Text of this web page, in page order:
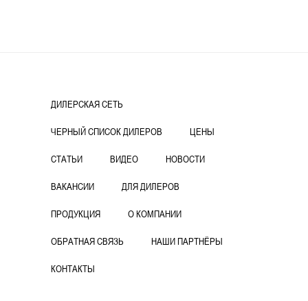
ДИЛЕРСКАЯ СЕТЬ
ЧЕРНЫЙ СПИСОК ДИЛЕРОВ ЦЕНЫ
СТАТЬИ ВИДЕО НОВОСТИ
ВАКАНСИИ ДЛЯ ДИЛЕРОВ
ПРОДУКЦИЯ О КОМПАНИИ
ОБРАТНАЯ СВЯЗЬ НАШИ ПАРТНЁРЫ
КОНТАКТЫ